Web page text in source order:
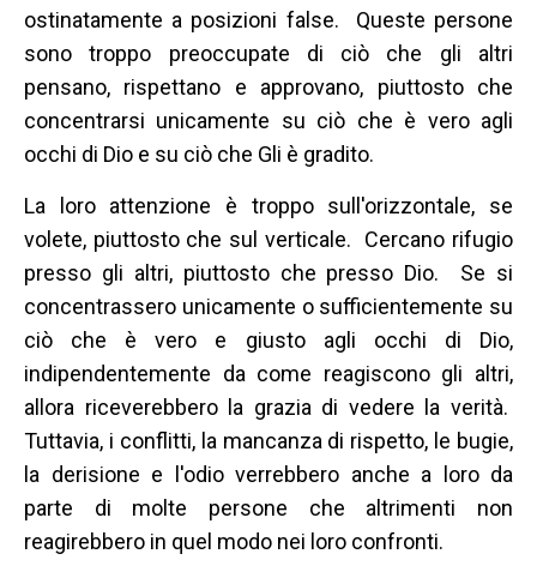
ostinatamente a posizioni false. Queste persone
sono troppo preoccupate di ciò che gli altri
pensano, rispettano e approvano, piuttosto che
concentrarsi unicamente su ciò che è vero agli
occhi di Dio e su ciò che Gli è gradito.
La loro attenzione è troppo sull'orizzontale, se
volete, piuttosto che sul verticale. Cercano rifugio
presso gli altri, piuttosto che presso Dio. Se si
concentrassero unicamente o sufficientemente su
ciò che è vero e giusto agli occhi di Dio,
indipendentemente da come reagiscono gli altri,
allora riceverebbero la grazia di vedere la verità.
Tuttavia, i conflitti, la mancanza di rispetto, le bugie,
la derisione e l'odio verrebbero anche a loro da
parte di molte persone che altrimenti non
reagirebbero in quel modo nei loro confronti.